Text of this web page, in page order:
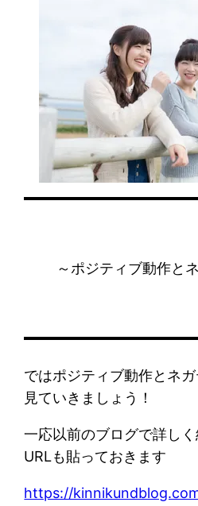
～ポジティブ動作と
ではポジティブ動作とネ
見ていきましょう！
一応以前のブログで詳し
URLも貼っておきます
https://